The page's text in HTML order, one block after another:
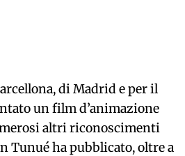
di Madrid e per il
un film d’animazione
altri riconoscimenti
Tunué ha pubblicato, oltre a